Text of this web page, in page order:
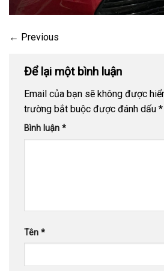
← Previous
Để lại một bình luận
Email của bạn sẽ không được
trường bắt buộc được đánh dấu *
Bình luận *
Tên *